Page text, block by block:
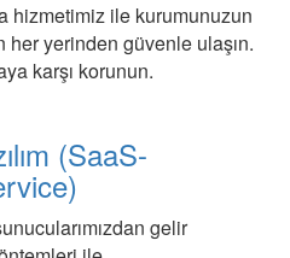
hizmetimiz ile kurumunuzun
her yerinden güvenle ulaşın.
karşı korunun.
(SaaS-
gelir